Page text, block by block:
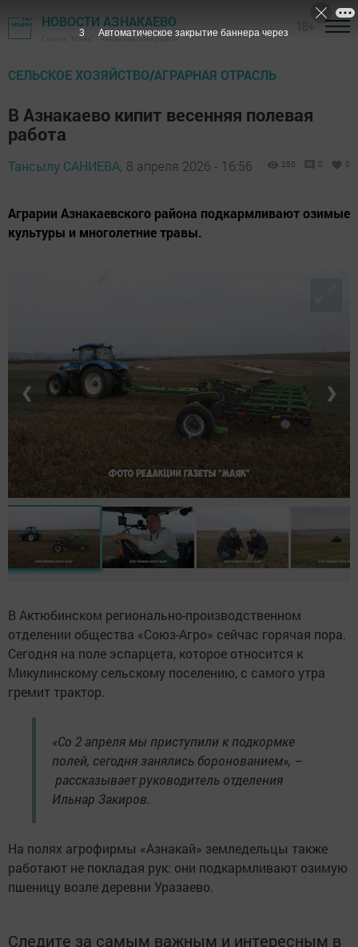
НОВОСТИ АЗНАКАЕВО
Газета "Маяк" - Азнакаевский район
СЕЛЬСКОЕ ХОЗЯЙСТВО/АГРАРНАЯ ОТРАСЛЬ
В Азнакаево кипит весенняя полевая
работа
Тансылу САНИЕВА, 8 апреля 2026 - 16:56 250 0 0
Аграрии Азнакаевского района подкармливают озимые
культуры и многолетние травы.
❮ ❯
В Актюбинском регионально-производственном
отделении общества «Союз-Агро» сейчас горячая пора.
Сегодня на поле эспарцета, которое относится к
Микулинскому сельскому поселению, с самого утра
гремит трактор.
«Со 2 апреля мы приступили к подкормке
полей, сегодня занялись боронованием», –
рассказывает руководитель отделения
Ильнар Закиров.
На полях агрофирмы «Азнакай» земледельцы также
работают не покладая рук: они подкармливают озимую
пшеницу возле деревни Уразаево.
Следите за самым важным и интересным в
2 Автоматическое закрытие баннера через